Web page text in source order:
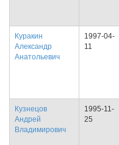
Куракин
Александр
Анатольевич
1997-04-
11
Кузнецов
Андрей
Владимирович
1995-11-
25